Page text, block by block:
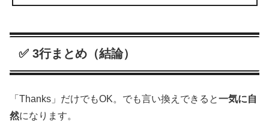
✅ 3行まとめ（結論）
「Thanks」だけでもOK。でも言い換えできると一気に自
然になります。